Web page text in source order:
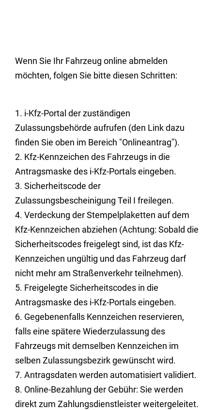
Wenn Sie Ihr Fahrzeug online abmelden
möchten, folgen Sie bitte diesen Schritten:
1. i-Kfz-Portal der zuständigen
Zulassungsbehörde aufrufen (den Link dazu
finden Sie oben im Bereich "Onlineantrag").
2. Kfz-Kennzeichen des Fahrzeugs in die
Antragsmaske des i-Kfz-Portals eingeben.
3. Sicherheitscode der
Zulassungsbescheinigung Teil I freilegen.
4. Verdeckung der Stempelplaketten auf dem
Kfz-Kennzeichen abziehen (Achtung: Sobald die
Sicherheitscodes freigelegt sind, ist das Kfz-
Kennzeichen ungültig und das Fahrzeug darf
nicht mehr am Straßenverkehr teilnehmen).
5. Freigelegte Sicherheitscodes in die
Antragsmaske des i-Kfz-Portals eingeben.
6. Gegebenenfalls Kennzeichen reservieren,
falls eine spätere Wiederzulassung des
Fahrzeugs mit demselben Kennzeichen im
selben Zulassungsbezirk gewünscht wird.
7. Antragsdaten werden automatisiert validiert.
8. Online-Bezahlung der Gebühr: Sie werden
direkt zum Zahlungsdienstleister weitergeleitet.